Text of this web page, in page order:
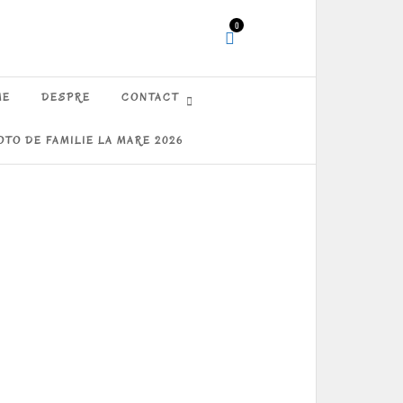
0
DESPRE CONTACT
DE FAMILIE LA MARE 2026